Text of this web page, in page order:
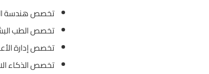
تخصص هندسة
تخصص الطب
تخصص إدارة
تخصص الذكاء